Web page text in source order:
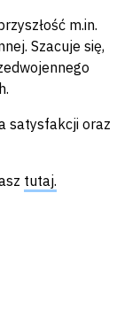
m.in.
Szacuje się,
satysfakcji oraz
tutaj.